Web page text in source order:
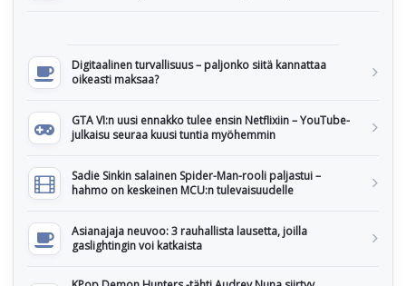
Digitaalinen turvallisuus – paljonko siitä kannattaa
oikeasti maksaa?
GTA VI:n uusi ennakko tulee ensin Netflixiin – YouTube-
julkaisu seuraa kuusi tuntia myöhemmin
Sadie Sinkin salainen Spider-Man-rooli paljastui –
hahmo on keskeinen MCU:n tulevaisuudelle
Asianajaja neuvoo: 3 rauhallista lausetta, joilla
gaslightingin voi katkaista